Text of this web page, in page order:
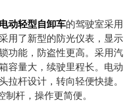
动轻型自卸车的驾驶室采用
用了新型的防光仪表，显示
功能，防盗性更高。采用汽
容量大，续驶里程长。电动
拉杆设计，转向轻便快捷。
杆，操作更简便。